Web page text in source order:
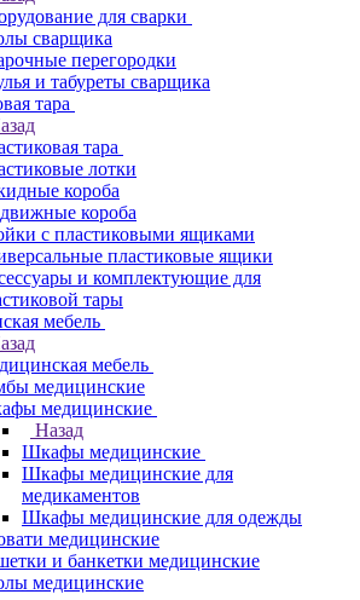
для сварки
сварщика
перегородки
и табуреты сварщика
тара
тара
лотки
короба
короба
с пластиковыми ящиками
пластиковые ящики
и комплектующие для
тары
мебель
мебель
медицинские
медицинские
Назад
Шкафы медицинские
Шкафы медицинские для
медикаментов
Шкафы медицинские для одежды
медицинские
и банкетки медицинские
медицинские